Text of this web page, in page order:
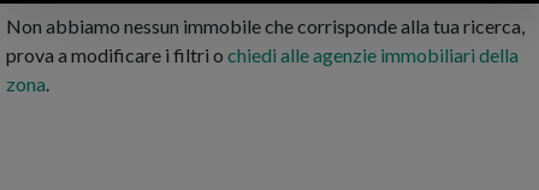
Non abbiamo nessun immobile che corrisponde alla tua ricerca,
prova a modificare i filtri o chiedi alle agenzie immobiliari della
zona.